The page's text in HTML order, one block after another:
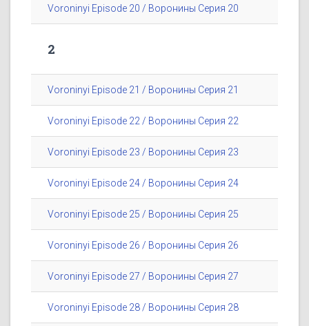
Voroninyi Episode 20 / Воронины Серия 20
2
Voroninyi Episode 21 / Воронины Серия 21
Voroninyi Episode 22 / Воронины Серия 22
Voroninyi Episode 23 / Воронины Серия 23
Voroninyi Episode 24 / Воронины Серия 24
Voroninyi Episode 25 / Воронины Серия 25
Voroninyi Episode 26 / Воронины Серия 26
Voroninyi Episode 27 / Воронины Серия 27
Voroninyi Episode 28 / Воронины Серия 28